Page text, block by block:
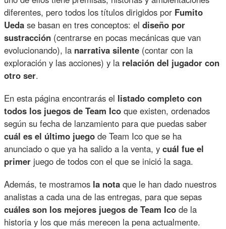
diferentes, pero todos los títulos dirigidos por Fumito
Ueda se basan en tres conceptos: eldiseño por
sustracción (centrarse en pocas mecánicas que van
evolucionando), la narrativa silente (contar con la
exploración y las acciones) y la relación del jugador con
otro ser.
En esta página encontrarás el listado completo con
todos los juegos de Team Ico que existen, ordenados
según su fecha de lanzamiento para que puedas saber
cuál es el último juego de Team Ico que se ha
anunciado o que ya ha salido a la venta, ycuál fue el
primer juego de todos con el que se inició la saga.
Además, te mostramos la nota que le han dado nuestros
analistas a cada una de las entregas, para que sepas
cuáles son los mejores juegos de Team Ico de la
historia y los que más merecen la pena actualmente.